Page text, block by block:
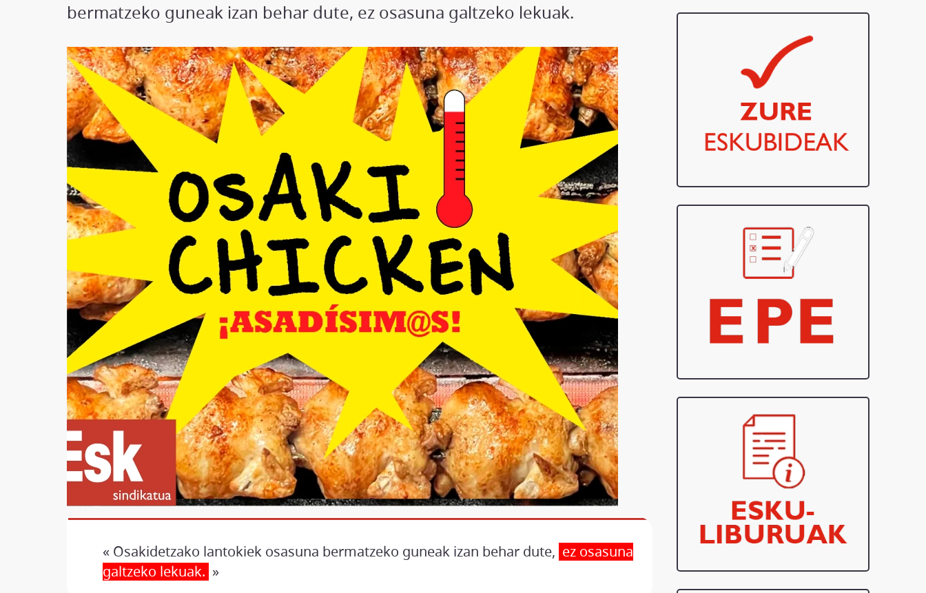
bermatzeko guneak izan behar dute, ez osasuna galtzeko lekuak.
« Osakidetzako lantokiek osasuna bermatzeko guneak izan behar dute, ez osasuna
galtzeko lekuak. »